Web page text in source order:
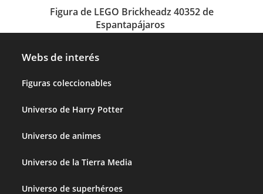
Figura de LEGO Brickheadz 40352 de
Espantapájaros
Webs de interés
Figuras coleccionables
Universo de Harry Potter
Universo de animes
Universo de la Tierra Media
Universo de superhéroes